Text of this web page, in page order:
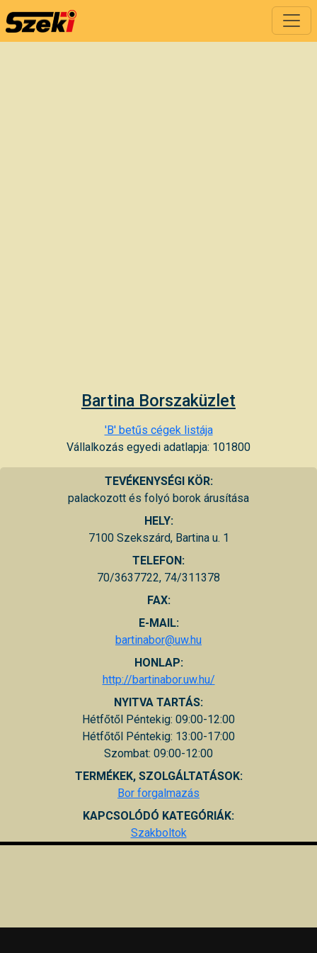
Bartina Borszaküzlet
'B' betűs cégek listája
Vállalkozás egyedi adatlapja: 101800
TEVÉKENYSÉGI KÖR:
palackozott és folyó borok árusítása
HELY:
7100 Szekszárd, Bartina u. 1
TELEFON:
70/3637722, 74/311378
FAX:
E-MAIL:
bartinabor@uw.hu
HONLAP:
http://bartinabor.uw.hu/
NYITVA TARTÁS:
Hétfőtől Péntekig: 09:00-12:00
Hétfőtől Péntekig: 13:00-17:00
Szombat: 09:00-12:00
TERMÉKEK, SZOLGÁLTATÁSOK:
Bor forgalmazás
KAPCSOLÓDÓ KATEGÓRIÁK:
Szakboltok